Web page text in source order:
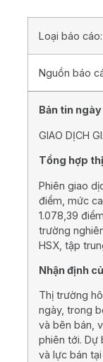
Loại báo cáo:
Nguồn báo
Bản tin ngày
GIAO DỊCH
Tổng hợp
Phiên giao
điểm, mức
1.078,39
trường
HSX, tập
Nhận định
Thị trường
ngày, trong
và bên bán,
phiên tới. Dự
và lực bán